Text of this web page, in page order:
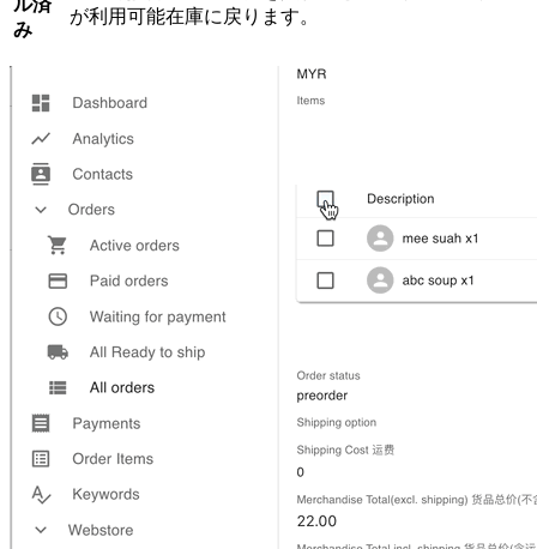
み
が利用可能在庫に戻ります。